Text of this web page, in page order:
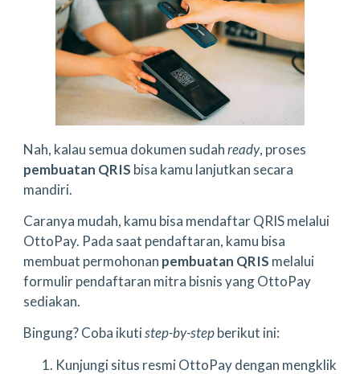
Nah, kalau semua dokumen sudahready, proses
pembuatan QRIS bisa kamu lanjutkan secara
mandiri.
Caranya mudah, kamu bisa mendaftar QRIS melalui
OttoPay. Pada saat pendaftaran, kamu bisa
membuat permohonan pembuatan QRIS melalui
formulir pendaftaran mitra bisnis yang OttoPay
sediakan.
Bingung? Coba ikutistep-by-stepberikut ini:
Kunjungi situs resmi OttoPay dengan mengklik